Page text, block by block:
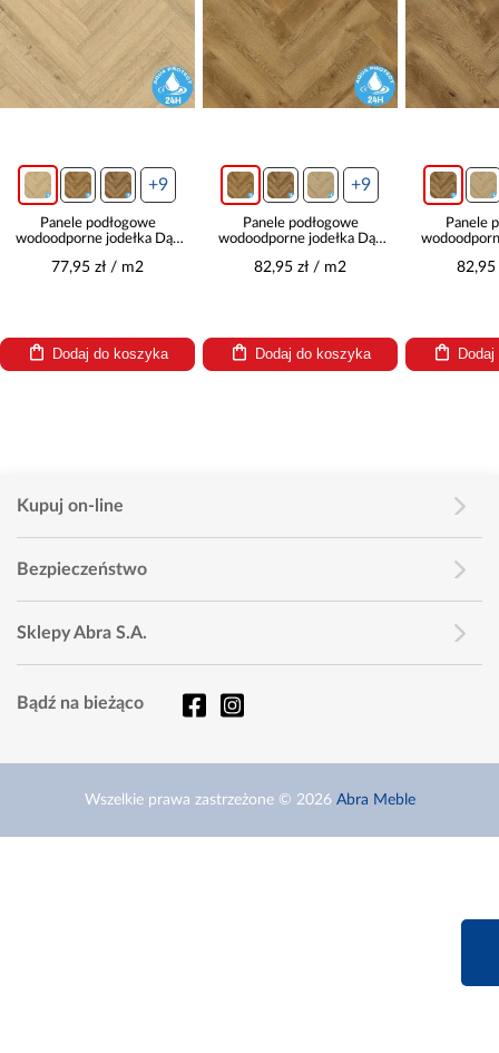
+9
Panele podłogowe
wodoodporne jodełka Dąb
Herringbone WR 66882
77,95 zł / m2
Dodaj do koszyka
+9
Panele podłogowe
wodoodporne jodełka Dąb
Herringbone WR 63267
82,95 zł / m2
Dodaj do koszyka
Panele
82,95
Kupuj on-line
Bezpieczeństwo
Sklepy Abra S.A.
Bądź na bieżąco
Wszelkie prawa zastrzeżone © 2026 Abra Meble